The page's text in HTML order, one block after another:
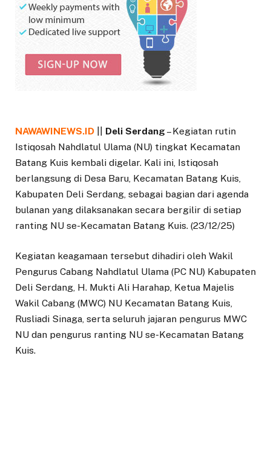
NAWAWINEWS.ID Deli Serdang – Kegiatan rutin
Istiqosah Nahdlatul Ulama (NU) tingkat Kecamatan
Batang Kuis kembali digelar. Kali ini, Istiqosah
berlangsung di Desa Baru, Kecamatan Batang Kuis,
Kabupaten Deli Serdang, sebagai bagian dari agenda
bulanan yang dilaksanakan secara bergilir di setiap
ranting NU se-Kecamatan Batang Kuis. (23/12/25)
Kegiatan keagamaan tersebut dihadiri oleh Wakil
Pengurus Cabang Nahdlatul Ulama (PC NU) Kabupaten
Deli Serdang, H. Mukti Ali Harahap, Ketua Majelis
Wakil Cabang (MWC) NU Kecamatan Batang Kuis,
Rusliadi Sinaga, serta seluruh jajaran pengurus MWC
NU dan pengurus ranting NU se-Kecamatan Batang
Kuis.